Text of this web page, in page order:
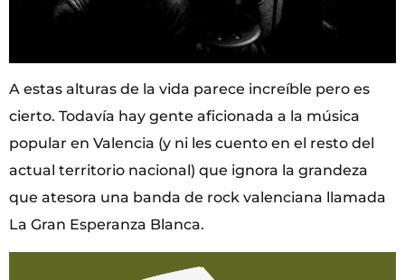
A estas alturas de la vida parece increíble pero es
cierto. Todavía hay gente aficionada a la música
popular en Valencia (y ni les cuento en el resto del
actual territorio nacional) que ignora la grandeza
que atesora una banda de rock valenciana llamada
La Gran Esperanza Blanca.